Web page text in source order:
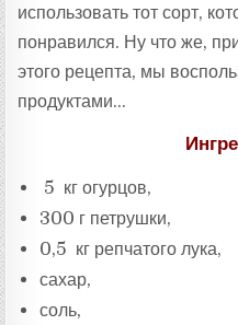
использовать тот сорт,
понравился. Ну что же,
этого рецепта, мы
продуктами…
5 кг огурцов,
300 г петрушки,
0,5 кг репчатого лука,
сахар,
соль,